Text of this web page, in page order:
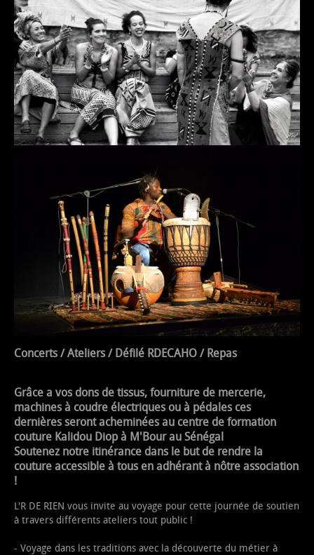
Concerts / Ateliers / Défilé RDECAHO / Repas
Grâce a vos dons de tissus, fourniture de mercerie,
machines à coudre électriques ou à pédales ces
dernières seront acheminées au centre de formation
couture Kalidou Diop à M'Bour au Sénégal
Soutenez notre itinérance dans le but de rendre la
couture accessible à tous en adhérant à nôtre association
!
L'R DE RIEN vous invite au voyage pour cette journée de soutien
à travers différents ateliers tout public !
- Voyage dans les traditions avec la découverte du métier à